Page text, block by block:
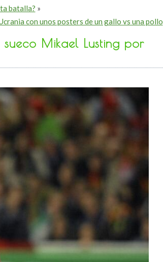
batalla? »
con unos posters de un gallo vs una pollo
Mikael Lusting por